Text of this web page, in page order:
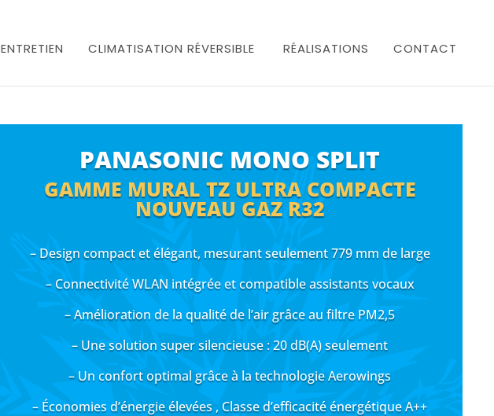
ENTRETIEN CLIMATISATION RÉVERSIBLE RÉALISATIONS CONTACT
PANASONIC MONO SPLIT
GAMME MURAL TZ ULTRA COMPACTE
NOUVEAU GAZ R32
– Design compact et élégant, mesurant seulement 779 mm de large
– Connectivité WLAN intégrée et compatible assistants vocaux
– Amélioration de la qualité de l’air grâce au filtre PM2,5
– Une solution super silencieuse : 20 dB(A) seulement
– Un confort optimal grâce à la technologie Aerowings
– Économies d’énergie élevées , Classe d’efficacité énergétique A++